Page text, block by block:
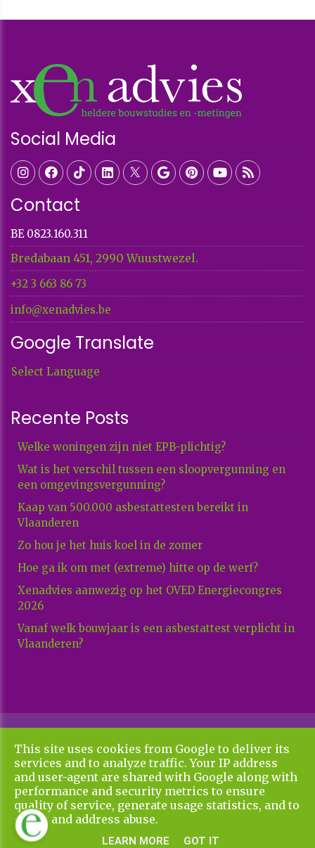
Social Media
Contact
BE 0823.160.311
Bredabaan 451, 2990 Wuustwezel.
+32 3 663 86 73​​​​​​​
info@xenadvies.be
Google Translate
Select Language
Recente Posts
Welke woningen zijn niet EPB-plichtig?
Wat is het verschil tussen een sloopvergunning en
een omgevingsvergunning?
Kaap van 500.000 asbestattesten bereikt in
Vlaanderen
Zo hou je het huis koel in de zomer
Hoe ga ik om met (extreme) hitte op de werf?
Xenadvies aanwezig op het OVED Energiecongres
2026
Vanaf welk bouwjaar is een asbestattest verplicht in
Vlaanderen?
Algemene voorwaarden en privacy policy
UP-TO-DATE WebDesign
This site uses cookies from Google to deliver its
services and to analyze traffic. Your IP address
and user-agent are shared with Google along with
performance and security metrics to ensure
quality of service, generate usage statistics, and to
detect and address abuse.
LEARN MORE GOT IT